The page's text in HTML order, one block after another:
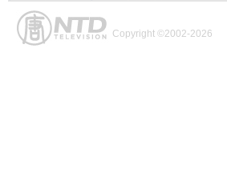
Copyright ©2002-2026